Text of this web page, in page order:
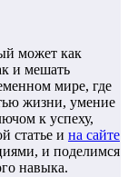
может как
и мешать
мире, где
жизни, умение
к успеху,
статье и на сайте
и поделимся
навыка.